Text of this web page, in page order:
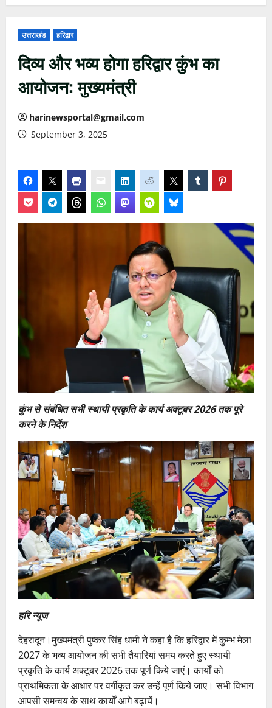
उत्तराखंड हरिद्वार
दिव्य और भव्य होगा हरिद्वार कुंभ का
आयोजन: मुख्यमंत्री
harinewsportal@gmail.com
September 3, 2025
कुंभ से संबंधित सभी स्थायी प्रकृति के कार्य अक्टूबर 2026 तक पूरे
करने के निर्देश
हरि न्यूज
देहरादून।मुख्यमंत्री पुष्कर सिंह धामी ने कहा है कि हरिद्वार में कुम्भ मेला
2027 के भव्य आयोजन की सभी तैयारियां समय करते हुए स्थायी
प्रकृति के कार्य अक्टूबर 2026 तक पूर्ण किये जाएं। कार्यों को
प्राथमिकता के आधार पर वर्गीकृत कर उन्हें पूर्ण किये जाए। सभी विभाग
आपसी समन्वय के साथ कार्यों आगे बढ़ायें।